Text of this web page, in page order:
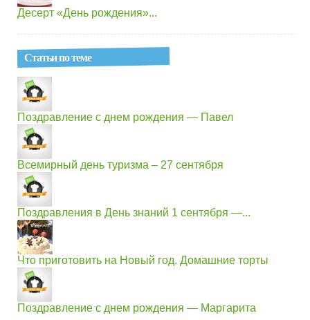
Десерт «День рождения»...
Статьи по теме
Поздравление с днем рождения — Павел
Всемирный день туризма – 27 сентября
Поздравления в День знаний 1 сентября —...
Что приготовить на Новый год. Домашние торты
Поздравление с днем рождения — Маргарита